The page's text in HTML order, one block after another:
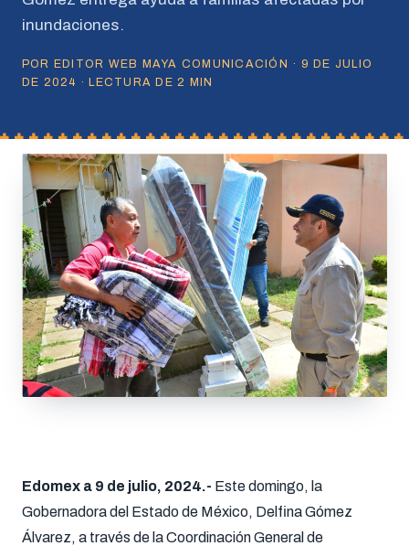
inundaciones.
POR EDITOR WEB MAYA COMUNICACIÓN · 9 DE JULIO
DE 2024 · LECTURA DE 2 MIN
Edomex a 9 de julio, 2024.- Este domingo, la
Gobernadora del Estado de México, Delfina Gómez
Álvarez, a través de la Coordinación General de